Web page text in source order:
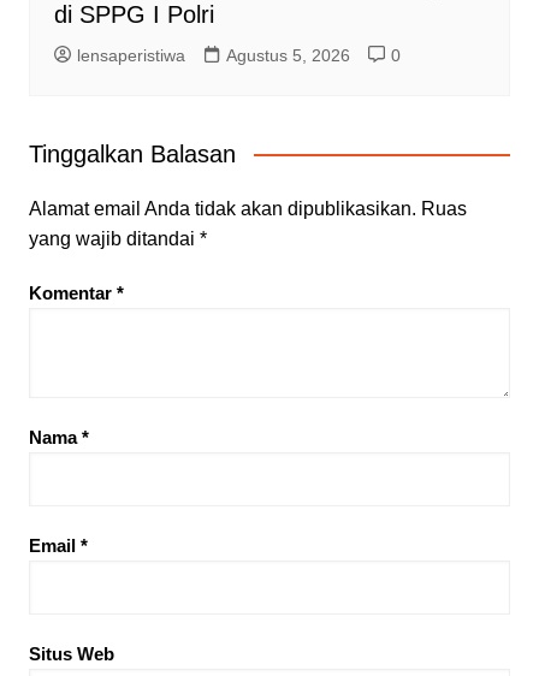
di SPPG I Polri
lensaperistiwa Agustus 5, 2026 0
Tinggalkan Balasan
Alamat email Anda tidak akan dipublikasikan. Ruas
yang wajib ditandai *
Komentar *
Nama*
Email *
Situs Web